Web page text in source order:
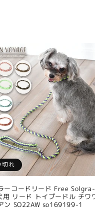
切れ
ーコードリード Free
用 リード トイプードル チワ
ン SO22AW so169199-1